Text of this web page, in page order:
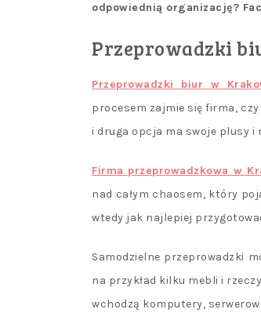
odpowiednią organizację?
Przeprowadzki
Przeprowadzki biur w
procesem zajmie się firma,
i druga opcja ma swoje plusy i
Firma przeprowadzkowa w
nad całym chaosem, który
wtedy jak najlepiej
Samodzielne przeprowadzki
na przykład kilku mebli i
wchodzą komputery,